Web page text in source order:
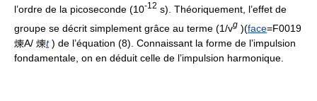
l’ordre de la picoseconde (10-12 s). Théoriquement, l’effet de
groupe se décrit simplement grâce au terme (1/vg )(face=F0019
煉A/ 煉t) de l’équation (8). Connaissant la forme de l’impulsion
fondamentale, on en déduit celle de l’impulsion harmonique.